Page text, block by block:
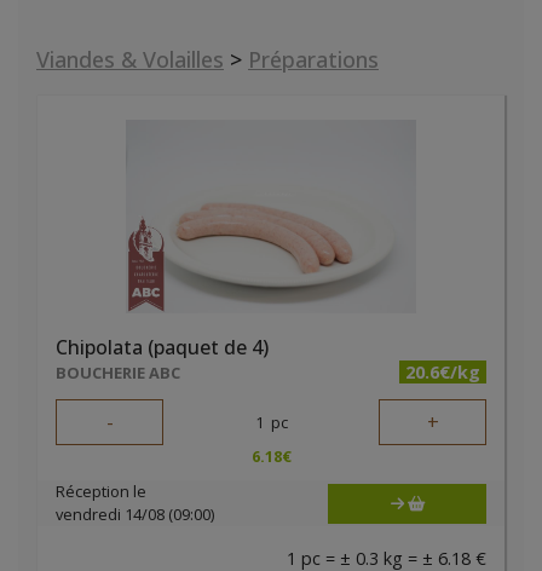
Viandes & Volailles > Préparations
Chipolata (paquet de 4)
BOUCHERIE ABC 20.6€/kg
- 1 pc +
6.18€
Réception le
vendredi 14/08 (09:00)
1 pc = ± 0.3 kg = ± 6.18 €